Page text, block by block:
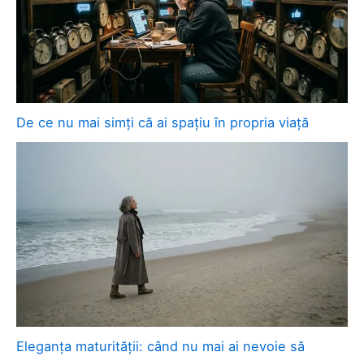
De ce nu mai simți că ai spațiu în propria viață
Eleganța maturității: când nu mai ai nevoie să